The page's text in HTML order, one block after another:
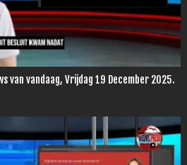
van vandaag, Vrijdag 19 December 2025.